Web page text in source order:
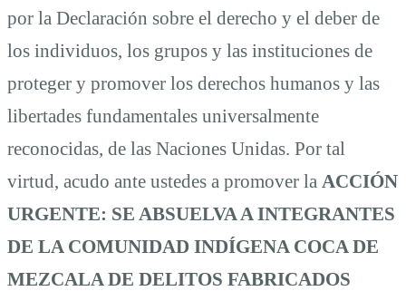
por la Declaración sobre el derecho y el deber de
los individuos, los grupos y las instituciones de
proteger y promover los derechos humanos y las
libertades fundamentales universalmente
reconocidas, de las Naciones Unidas. Por tal
virtud, acudo ante ustedes a promover la ACCIÓN
URGENTE: SE ABSUELVA A INTEGRANTES
DE LA COMUNIDAD INDÍGENA COCA DE
MEZCALA DE DELITOS FABRICADOS